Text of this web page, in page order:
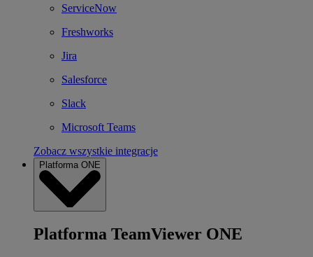
ServiceNow
Freshworks
Jira
Salesforce
Slack
Microsoft Teams
Zobacz wszystkie integracje
Platforma ONE
Platforma TeamViewer ONE